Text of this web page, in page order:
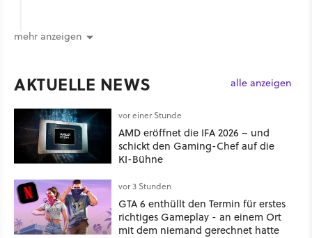
mehr anzeigen
AKTUELLE NEWS alle anzeigen
vor einer Stunde
AMD eröffnet die IFA 2026 – und
schickt den Gaming-Chef auf die
KI-Bühne
vor 3 Stunden
GTA 6 enthüllt den Termin für erstes
richtiges Gameplay - an einem Ort
mit dem niemand gerechnet hatte